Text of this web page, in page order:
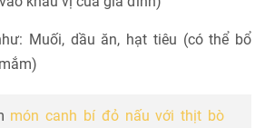
Muối, dầu ăn, hạt tiêu (có thể bổ
món canh bí đỏ nấu với thịt bò